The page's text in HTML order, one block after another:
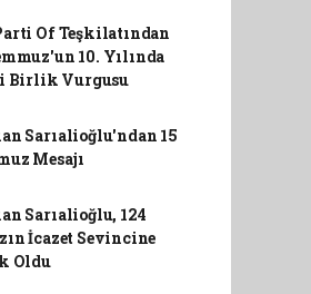
Of Teşkilatından
10. Yılında
Birlik Vurgusu
Sarıalioğlu'ndan 15
Mesajı
Sarıalioğlu, 124
İcazet Sevincine
Oldu